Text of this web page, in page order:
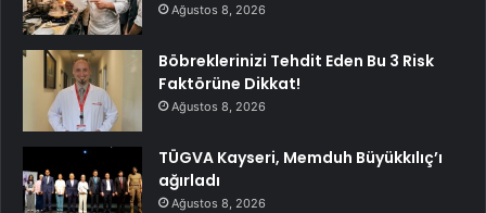
Ağustos 8, 2026
Böbreklerinizi Tehdit Eden Bu 3 Risk
Faktörüne Dikkat!
Ağustos 8, 2026
TÜGVA Kayseri, Memduh Büyükkılıç’ı
ağırladı
Ağustos 8, 2026